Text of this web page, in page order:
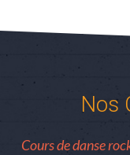
Nos
Cours de danse